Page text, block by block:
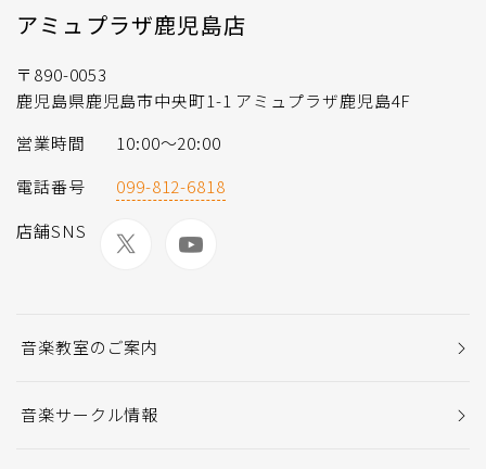
アミュプラザ鹿児島店
〒890-0053
鹿児島県鹿児島市中央町1-1 アミュプラザ鹿児島4F
営業時間
10:00～20:00
電話番号
099-812-6818
店舗SNS
音楽教室のご案内
音楽サークル情報